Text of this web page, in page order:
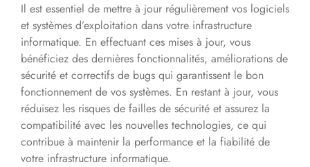
Il est essentiel de mettre à jour régulièrement vos logiciels
et systèmes d’exploitation dans votre infrastructure
informatique. En effectuant ces mises à jour, vous
bénéficiez des dernières fonctionnalités, améliorations de
sécurité et correctifs de bugs qui garantissent le bon
fonctionnement de vos systèmes. En restant à jour, vous
réduisez les risques de failles de sécurité et assurez la
compatibilité avec les nouvelles technologies, ce qui
contribue à maintenir la performance et la fiabilité de
votre infrastructure informatique.